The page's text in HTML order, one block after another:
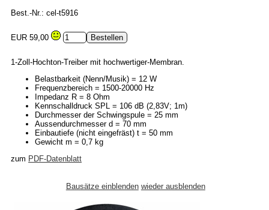
Best.-Nr.: cel-t5916
EUR 59,00
1-Zoll-Hochton-Treiber mit hochwertiger-Membran.
Belastbarkeit (Nenn/Musik) = 12 W
Frequenzbereich = 1500-20000 Hz
Impedanz R = 8 Ohm
Kennschalldruck SPL = 106 dB (2,83V; 1m)
Durchmesser der Schwingspule = 25 mm
Aussendurchmesser d = 70 mm
Einbautiefe (nicht eingefräst) t = 50 mm
Gewicht m = 0,7 kg
zum PDF-Datenblatt
Bausätze einblenden wieder ausblenden